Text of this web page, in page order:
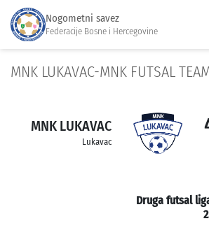
Nogometni savez
Federacije Bosne i Hercegovine
MNK LUKAVAC-MNK FUTSAL
MNK LUKAVAC
Lukavac
Druga futsal